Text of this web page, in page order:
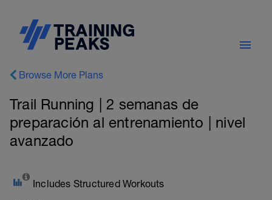
Browse More Plans
Trail Running | 2 semanas de
preparación al entrenamiento | nivel
avanzado
Includes Structured Workouts